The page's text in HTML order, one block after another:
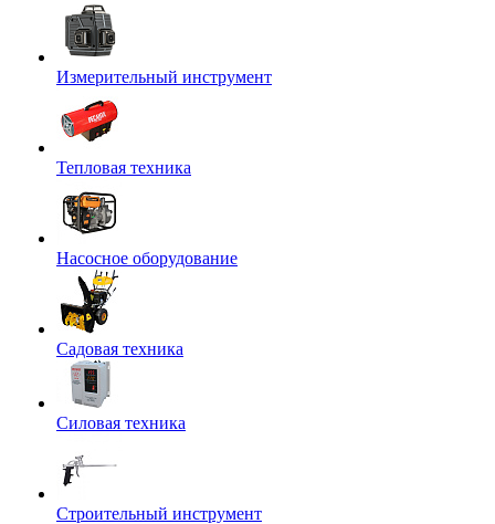
Измерительный инструмент
Тепловая техника
Насосное оборудование
Садовая техника
Силовая техника
Строительный инструмент